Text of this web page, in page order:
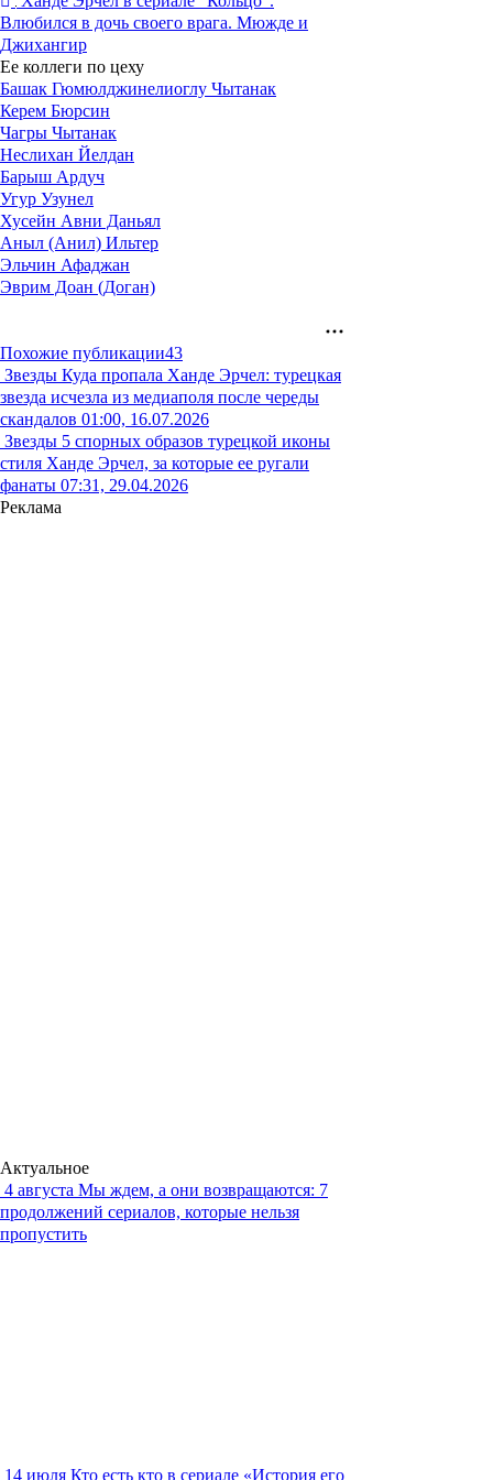
Влюбился в дочь своего врага. Мюжде и
Джихангир
Ее коллеги по цеху
Башак Гюмюлджинелиоглу Чытанак
Керем Бюрсин
Чагры Чытанак
Неслихан Йелдан
Барыш Ардуч
Угур Узунел
Хусейн Авни Даньял
Аныл (Анил) Ильтер
Эльчин Афаджан
Эврим Доан (Доган)
Похожие публикации43
Звезды Куда пропала Ханде Эрчел: турецкая
звезда исчезла из медиаполя после череды
скандалов 01:00, 16.07.2026
Звезды 5 спорных образов турецкой иконы
стиля Ханде Эрчел, за которые ее ругали
фанаты 07:31, 29.04.2026
Реклама
Актуальное
4 августа Мы ждем, а они возвращаются: 7
продолжений сериалов, которые нельзя
пропустить
14 июля Кто есть кто в сериале «История его